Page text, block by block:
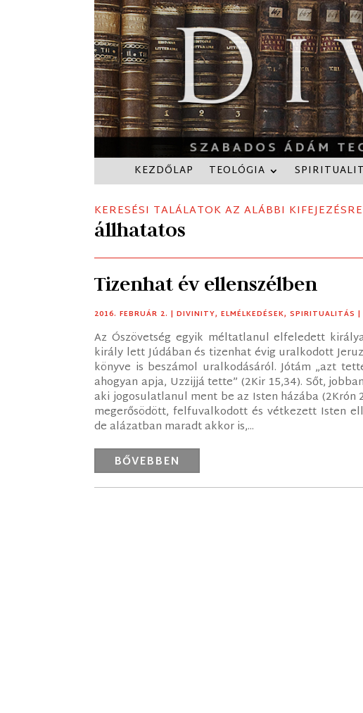
KEZDŐLAP TEOLÓGIA
KERESÉSI TALÁLATOK AZ ALÁBBI
állhatatos
Tizenhat év ellenszélben
2016. FEBRUÁR 2. |DIVINITY,ELMÉLKEDÉSEK,SPIRITUALITÁS |
Az Ószövetség egyik méltatlanul elfeledett
király lett Júdában és tizenhat évig uralkodott
könyve is beszámol uralkodásáról. Jótám „azt
ahogyan apja, Uzzijjá tette” (2Kir 15,34). Sőt,
aki jogosulatlanul ment be az Isten házába
megerősödött, felfuvalkodott és vétkezett Isten
de alázatban maradt akkor is,...
BŐVEBBEN